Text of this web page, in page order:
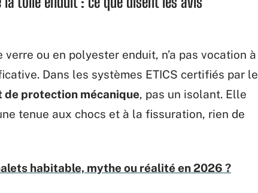
ou en polyester enduit, n’a pas vocation à
Dans les systèmes ETICS certifiés par le
de protection mécanique, pas un isolant. Elle
tenue aux chocs et à la fissuration, rien de
habitable, mythe ou réalité en 2026 ?